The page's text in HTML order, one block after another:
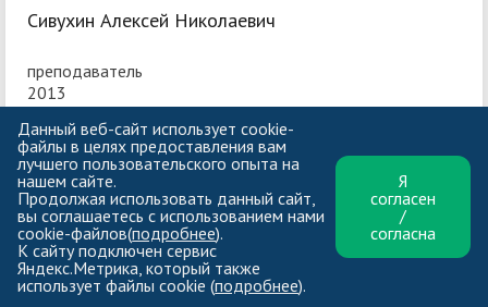
Сивухин Алексей Николаевич
преподаватель
2013
Данный веб-сайт использует cookie-
файлы в целях предоставления вам
лучшего пользовательского опыта на
нашем сайте.
Продолжая использовать данный сайт,
вы соглашаетесь с использованием нами
cookie-файлов(подробнее).
К сайту подключен сервис
Яндекс.Метрика, который также
использует файлы cookie (подробнее).
Я
согласен
/
согласна